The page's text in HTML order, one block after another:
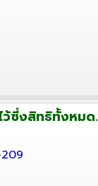
ซึ่งสิทธิทั้งหมด.